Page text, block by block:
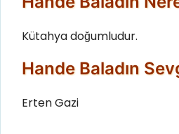
Kütahya doğumludur.
Hande Baladın
Erten Gazi